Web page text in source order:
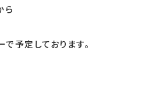
ら
予定しております。